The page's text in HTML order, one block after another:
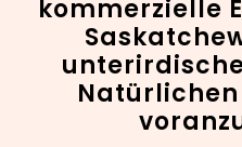
kommerzielle